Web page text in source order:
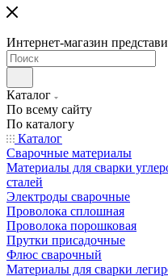
Интернет-магазин
Каталог
По всему сайту
По каталогу
Каталог
Сварочные материалы
Материалы для сварки
сталей
Электроды сварочные
Проволока сплошная
Проволока порошковая
Прутки присадочные
Флюс сварочный
Материалы для сварки